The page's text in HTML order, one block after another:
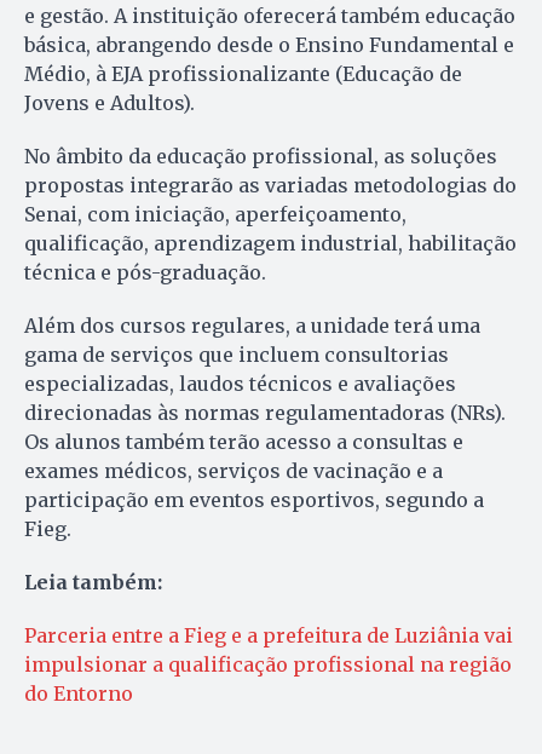
e gestão. A instituição oferecerá também educação
básica, abrangendo desde o Ensino Fundamental e
Médio, à EJA profissionalizante (Educação de
Jovens e Adultos).
No âmbito da educação profissional, as soluções
propostas integrarão as variadas metodologias do
Senai, com iniciação, aperfeiçoamento,
qualificação, aprendizagem industrial, habilitação
técnica e pós-graduação.
Além dos cursos regulares, a unidade terá uma
gama de serviços que incluem consultorias
especializadas, laudos técnicos e avaliações
direcionadas às normas regulamentadoras (NRs).
Os alunos também terão acesso a consultas e
exames médicos, serviços de vacinação e a
participação em eventos esportivos, segundo a
Fieg.
Leia também:
Parceria entre a Fieg e a prefeitura de Luziânia vai
impulsionar a qualificação profissional na região
do Entorno